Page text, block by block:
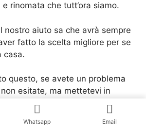
rinomata che tutt’ora siamo.
nostro aiuto sa che avrà sempre
fatto la scelta migliore per se
casa.
questo, se avete un problema
esitate, ma mettetevi in
di
Assistenza Climatizzatori
Whatsapp Email